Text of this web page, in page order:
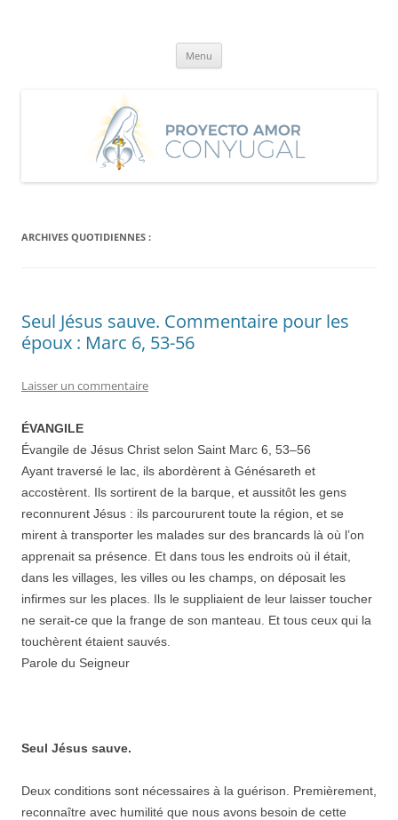
Menu
ARCHIVES QUOTIDIENNES :
Seul Jésus sauve. Commentaire pour les
époux : Marc 6, 53-56
Laisser un commentaire
ÉVANGILE
Évangile de Jésus Christ selon Saint Marc 6, 53–56
Ayant traversé le lac, ils abordèrent à Génésareth et
accostèrent. Ils sortirent de la barque, et aussitôt les gens
reconnurent Jésus : ils parcoururent toute la région, et se
mirent à transporter les malades sur des brancards là où l’on
apprenait sa présence. Et dans tous les endroits où il était,
dans les villages, les villes ou les champs, on déposait les
infirmes sur les places. Ils le suppliaient de leur laisser toucher
ne serait-ce que la frange de son manteau. Et tous ceux qui la
touchèrent étaient sauvés.
Parole du Seigneur
Seul Jésus sauve.
Deux conditions sont nécessaires à la guérison. Premièrement,
reconnaître avec humilité que nous avons besoin de cette